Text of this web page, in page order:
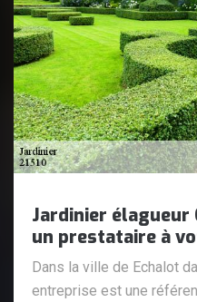
Jardinier élagueur
un prestataire à
Dans la ville de Echalot
entreprise est une